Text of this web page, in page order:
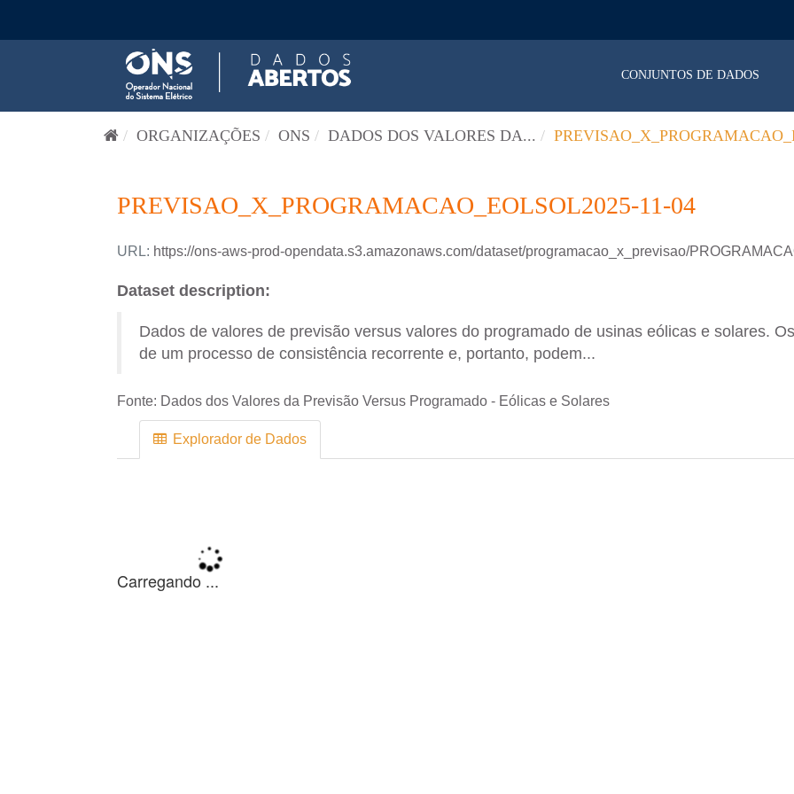
CONJUNTOS DE DADOS
ORGANIZAÇÕES ONS DADOS DOS VALORES DA...
PREVISAO_X_PROGRAMACAO_EOLSOL2025-11-04
URL: https://ons-aws-prod-opendata.s3.amazonaws.com/dataset/programacao_x_previsao/
Dataset description:
Dados de valores de previsão versus valores do programado de usinas eólicas e solares.
de um processo de consistência recorrente e, portanto, podem...
Fonte: Dados dos Valores da Previsão Versus Programado - Eólicas e Solares
Explorador de Dados